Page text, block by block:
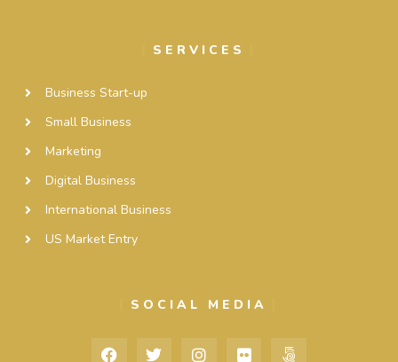
SERVICES
Business Start-up
Small Business
Marketing
Digital Business
International Business
US Market Entry
SOCIAL MEDIA